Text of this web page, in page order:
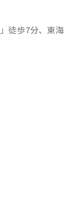
」 徒歩7分、 東海